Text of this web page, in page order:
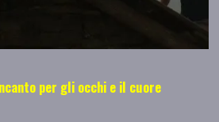
per gli occhi e il cuore